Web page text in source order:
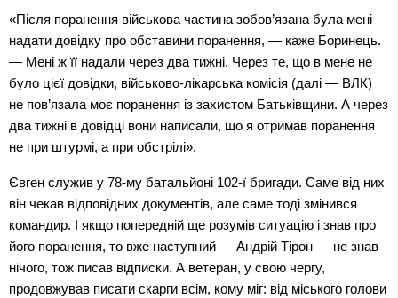
«Після поранення військова частина зобов’язана була мені
надати довідку про обставини поранення, — каже Боринець.
— Мені ж її надали через два тижні. Через те, що в мене не
було цієї довідки, військово-лікарська комісія (далі — ВЛК)
не пов’язала моє поранення із захистом Батьківщини. А через
два тижні в довідці вони написали, що я отримав поранення
не при штурмі, а при обстрілі».
Євген служив у 78-му батальйоні 102-ї бригади. Саме від них
він чекав відповідних документів, але саме тоді змінився
командир. І якщо попередній ще розумів ситуацію і знав про
його поранення, то вже наступний — Андрій Тірон — не знав
нічого, тож писав відписки. А ветеран, у свою чергу,
продовжував писати скарги всім, кому міг: від міського голови